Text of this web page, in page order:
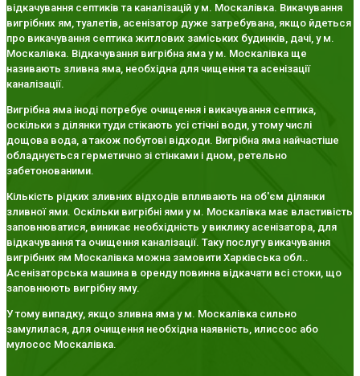
відкачування септиків та каналізацій у м. Москалівка. Викачування
вигрібних ям, туалетів, асенізатор дуже затребувана, якщо йдеться
про викачування септика житлових заміських будинків, дачі, у м.
Москалівка. Відкачування вигрібна яма у м. Москалівка ще
називають зливна яма, необхідна для чищення та асенізації
каналізації.
Вигрібна яма іноді потребує очищення і викачування септика,
оскільки з ділянки туди стікають усі стічні води, у тому числі
дощова вода, а також побутові відходи. Вигрібна яма найчастіше
обладнується герметично зі стінками і дном, ретельно
забетонованими.
Кількість рідких зливних відходів впливають на об'єм ділянки
зливної ями. Оскільки вигрібні ями у м. Москалівка має властивість
заповнюватися, виникає необхідність у виклику асенізатора, для
відкачування та очищення каналізації. Таку послугу викачування
вигрібних ям Москалівка можна замовити Харківська обл..
Асенізаторська машина в оренду повинна відкачати всі стоки, що
заповнюють вигрібну яму.
У тому випадку, якщо зливна яма у м. Москалівка сильно
замулилася, для очищення необхідна наявність, илиссос або
мулосос Москалівка.